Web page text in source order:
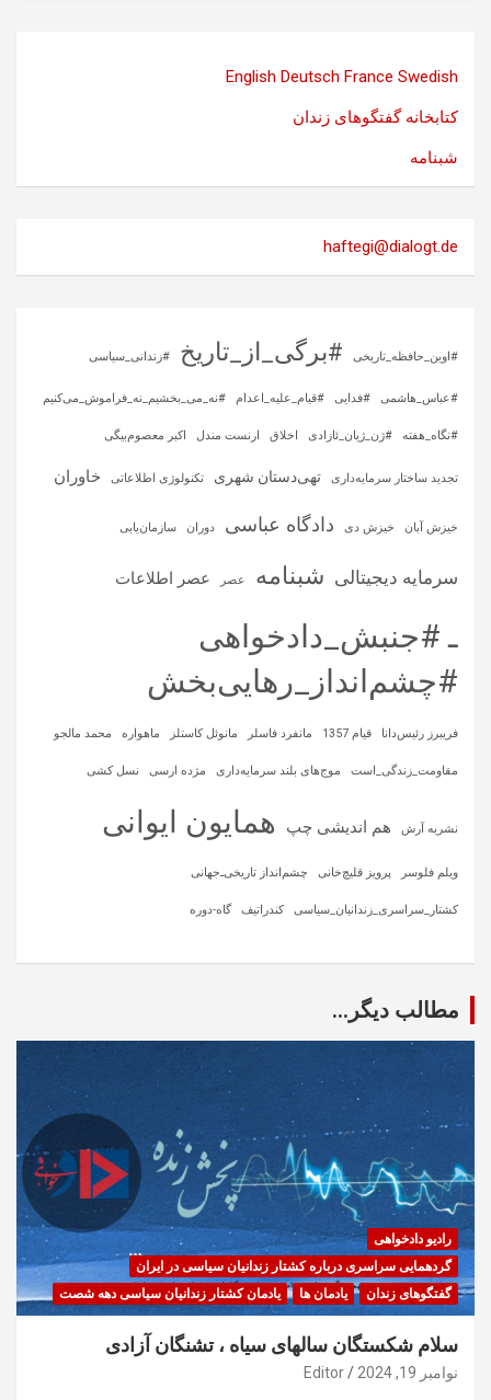
English Deutsch France Swedish
کتابخانه گفتگوهای زندان
شبنامه
haftegi@dialogt.de
#اوین_حافظه_تاریخی #برگی_از_تاریخ #زندانی_سیاسی
#عباس_هاشمی #فدایی #قیام_علیه_اعدام #نه_می_بخشیم_نه_فراموش_می‌کنیم
#نگاه_هفته #ژن_ژیان_ئازادی اخلاق ارنست مندل اکبر معصوم‌بیگی
تجدید ساختار سرمایه‌داری تهی‌دستان شهری تکنولوژی اطلاعاتی خاوران
خیزش آبان خیزش دی دادگاه عباسی دوران سازمان‌یابی
سرمایه‌ دیجیتالی شبنامه عصر عصر اطلاعات
ـ #جنبش_دادخواهی
#چشم‌انداز_رهایی‌بخش
فریبرز رئیس‌دانا قیام 1357 مانفرد فاسلر مانوئل کاستلز ماهواره‌ محمد مالجو
مقاومت_زندگی_است موج‌های بلند سرمایه‌داری مژده ارسی نسل کشی
نشریه آرش هم اندیشی چپ همایون ایوانی
ویلم فلوسر پرویز قلیچ‌خانی چشم‌انداز تاریخی‌ـ‌جهانی
کشتار_سراسری_زندانیان_سیاسی کندراتیف گاه-دوره
مطالب دیگر...
رادیو دادخواهی
گردهمایی سراسری درباره کشتار زندانیان سیاسی در ایران
گفتگوهای زندان
یادمان ها یادمان کشتار زندانیان سیاسی دهه شصت
سلام شکستگان سالهای سیاه ، تشنگان آزادی
نوامبر 19, 2024 Editor